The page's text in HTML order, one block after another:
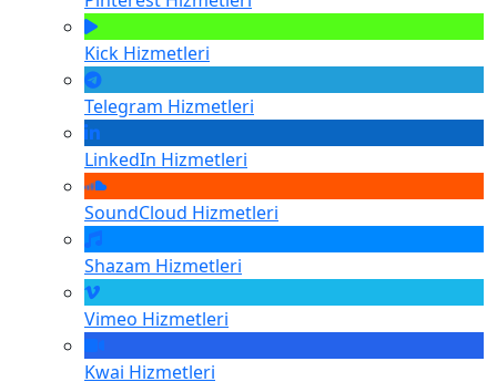
Kick Hizmetleri
Telegram Hizmetleri
LinkedIn Hizmetleri
SoundCloud Hizmetleri
Shazam Hizmetleri
Vimeo Hizmetleri
Kwai Hizmetleri